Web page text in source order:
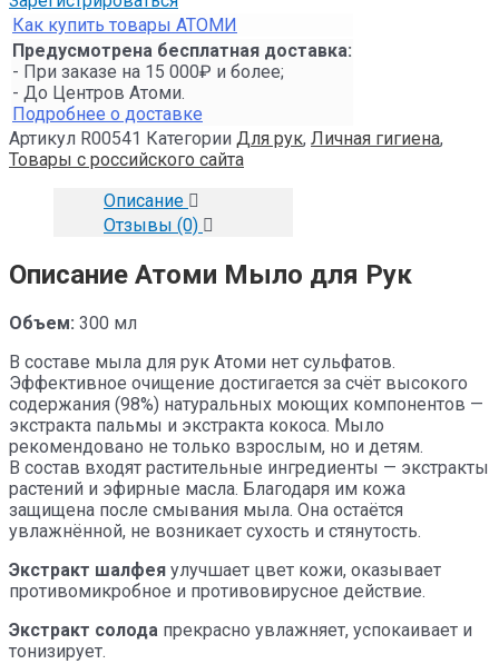
Как купить товары АТОМИ
Предусмотрена бесплатная доставка:
- При заказе на 15 000₽ и более;
- До Центров Атоми.
Подробнее о доставке
Артикул R00541 Категории Для рук, Личная гигиена,
Товары с российского сайта
Описание
Отзывы (0)
Описание Атоми Мыло для Рук
Объем: 300 мл
В составе мыла для рук Атоми нет сульфатов.
Эффективное очищение достигается за счёт высокого
содержания (98%) натуральных моющих компонентов —
экстракта пальмы и экстракта кокоса. Мыло
рекомендовано не только взрослым, но и детям.
В состав входят растительные ингредиенты — экстракты
растений и эфирные масла. Благодаря им кожа
защищена после смывания мыла. Она остаётся
увлажнённой, не возникает сухость и стянутость.
Экстракт шалфея улучшает цвет кожи, оказывает
противомикробное и противовирусное действие.
Экстракт солода прекрасно увлажняет, успокаивает и
тонизирует.